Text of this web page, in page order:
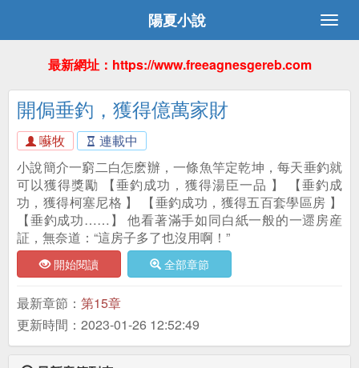
陽夏小說
最新網址：https://www.freeagnesgereb.com
開侷垂釣，獲得億萬家財
囌牧
連載中
小說簡介一窮二白怎麽辦，一條魚竿定乾坤，每天垂釣就
可以獲得獎勵 【垂釣成功，獲得湯臣一品 】 【垂釣成
功，獲得柯塞尼格 】 【垂釣成功，獲得五百套學區房 】
【垂釣成功……】 他看著滿手如同白紙一般的一遝房産
証，無奈道：“這房子多了也沒用啊！”
開始閱讀 全部章節
最新章節： 第15章
更新時間：2023-01-26 12:52:49